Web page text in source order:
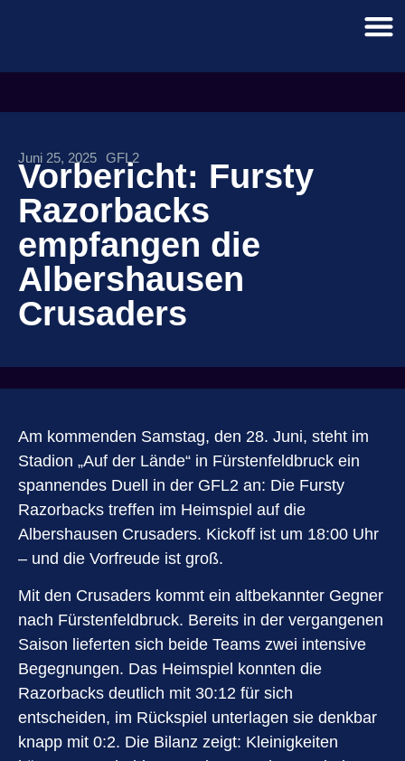
Juni 25, 2025 GFL2
Vorbericht: Fursty
Razorbacks
empfangen die
Albershausen
Crusaders
Am kommenden Samstag, den 28. Juni, steht im
Stadion „Auf der Lände“ in Fürstenfeldbruck ein
spannendes Duell in der GFL2 an: Die Fursty
Razorbacks treffen im Heimspiel auf die
Albershausen Crusaders. Kickoff ist um 18:00 Uhr
– und die Vorfreude ist groß.
Mit den Crusaders kommt ein altbekannter Gegner
nach Fürstenfeldbruck. Bereits in der vergangenen
Saison lieferten sich beide Teams zwei intensive
Begegnungen. Das Heimspiel konnten die
Razorbacks deutlich mit 30:12 für sich
entscheiden, im Rückspiel unterlagen sie denkbar
knapp mit 0:2. Die Bilanz zeigt: Kleinigkeiten